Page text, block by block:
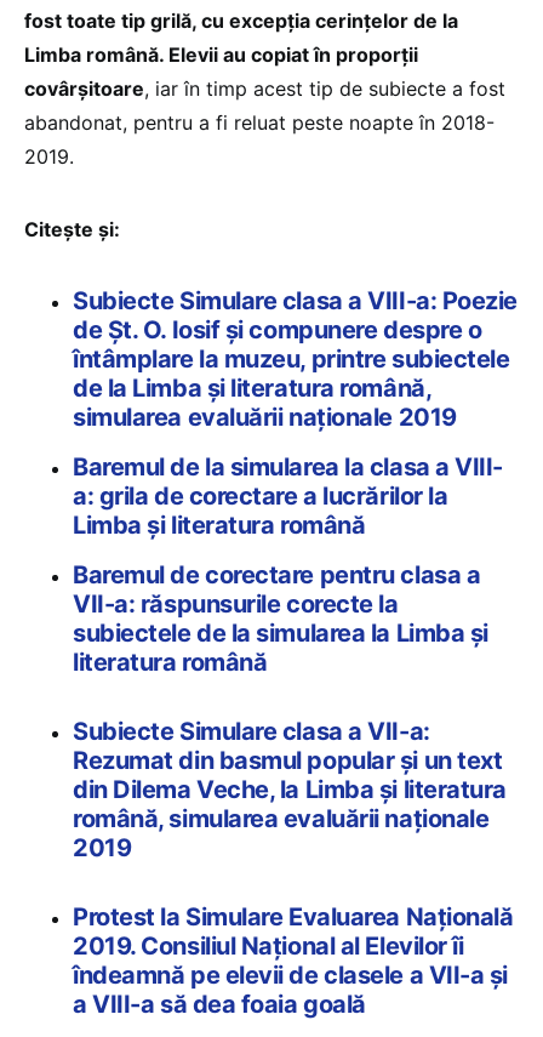
fost toate tip grilă, cu excepția cerințelor de la
Limba română. Elevii au copiat în proporții
covârșitoare, iar în timp acest tip de subiecte a fost
abandonat, pentru a fi reluat peste noapte în 2018-
2019.
Citește și:
Subiecte Simulare clasa a VIII-a: Poezie
de Șt. O. Iosif și compunere despre o
întâmplare la muzeu, printre subiectele
de la Limba și literatura română,
simularea evaluării naționale 2019
Baremul de la simularea la clasa a VIII-
a: grila de corectare a lucrărilor la
Limba și literatura română
Baremul de corectare pentru clasa a
VII-a: răspunsurile corecte la
subiectele de la simularea la Limba și
literatura română
Subiecte Simulare clasa a VII-a:
Rezumat din basmul popular şi un text
din Dilema Veche, la Limba și literatura
română, simularea evaluării naționale
2019
Protest la Simulare Evaluarea Națională
2019. Consiliul Național al Elevilor îi
îndeamnă pe elevii de clasele a VII-a și
a VIII-a să dea foaia goală